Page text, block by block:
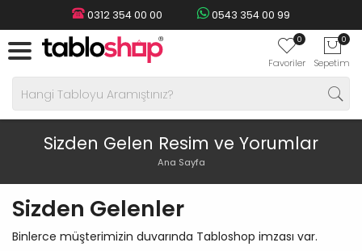
0312 354 00 00 0543 354 00 99
0
Favoriler
0
Sepetim
Sizden Gelen Resim ve Yorumlar
Ana Sayfa
Sizden Gelenler
Binlerce müşterimizin duvarında Tabloshop imzası var.